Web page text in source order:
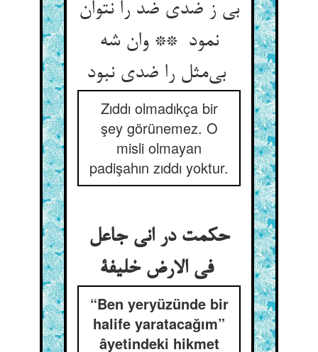
بی ز ضدی ضد را نتوان
نمود ** وان شه
بی‌مثل را ضدی نبود
Zıddı olmadıkça bir
şey görünemez. O
misli olmayan
padişahın zıddı yoktur.
حکمت در انی جاعل
فی الارض خلیفة
“Ben yeryüzünde bir
halife yaratacağım”
âyetindeki hikmet